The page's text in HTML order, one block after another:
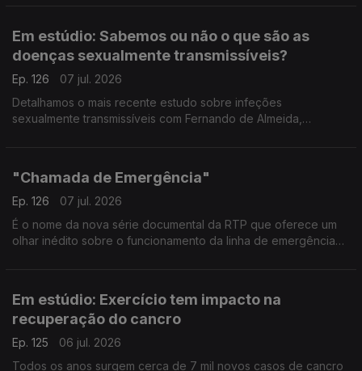
Em estúdio: Sabemos ou não o que são as
doenças sexualmente transmissíveis?
Ep. 126
07 jul. 2026
Detalhamos o mais recente estudo sobre infeções
sexualmente transmissíveis com Fernando de Almeida,
"Chamada de Emergência"
Ep. 126
07 jul. 2026
É o nome da nova série documental da RTP que oferece um
olhar inédito sobre o funcionamento da linha de emergência
Em estúdio: Exercício tem impacto na
recuperação do cancro
Ep. 125
06 jul. 2026
Todos os anos surgem cerca de 7 mil novos casos de cancro